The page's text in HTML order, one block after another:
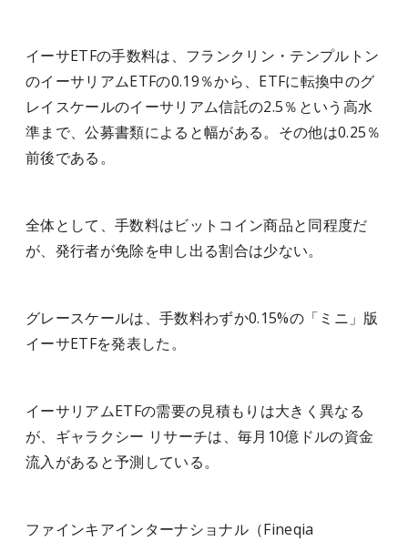
イーサETFの手数料は、フランクリン・テンプルトン
のイーサリアムETFの0.19％から、ETFに転換中のグ
レイスケールのイーサリアム信託の2.5％という高水
準まで、公募書類によると幅がある。その他は0.25％
前後である。
全体として、手数料はビットコイン商品と同程度だ
が、発行者が免除を申し出る割合は少ない。
グレースケールは、手数料わずか0.15%の「ミニ」版
イーサETFを発表した。
イーサリアムETFの需要の見積もりは大きく異なる
が、ギャラクシー リサーチは、毎月10億ドルの資金
流入があると予測している。
ファインキアインターナショナル（Fineqia